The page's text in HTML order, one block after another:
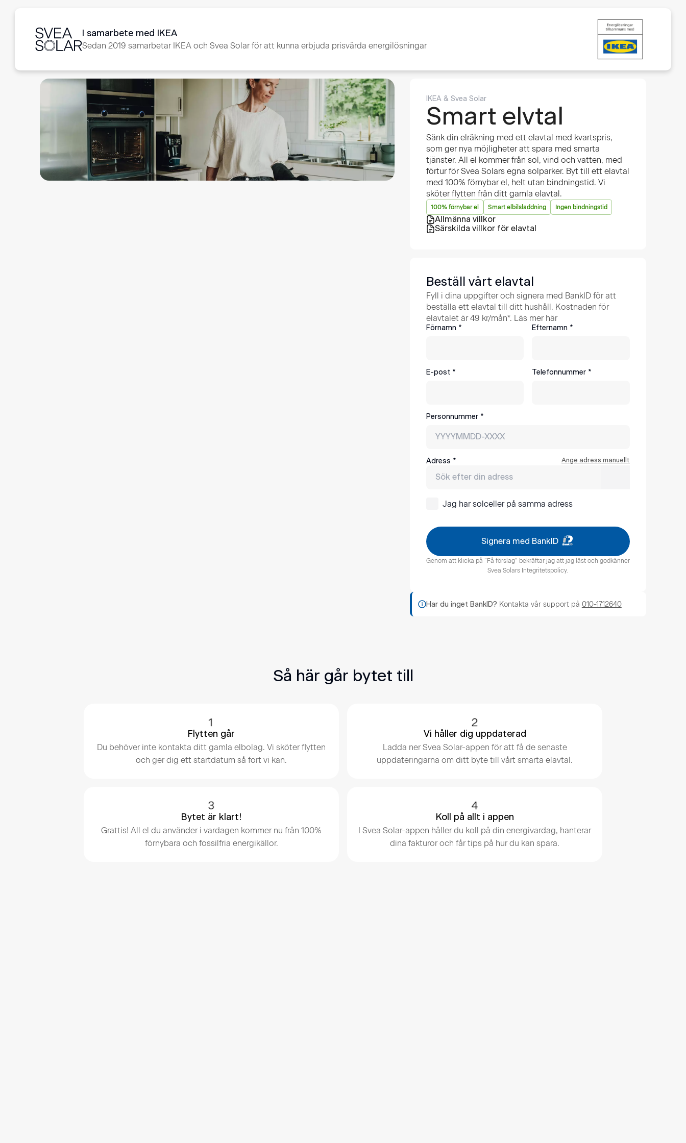
I samarbete med IKEA
Sedan 2019 samarbetar IKEA och Svea Solar för att kunna erbjuda prisvärda energilösningar
IKEA & Svea Solar
Smart elvtal
Sänk din elräkning med ett elavtal med kvartspris,
som ger nya möjligheter att spara med smarta
tjänster. All el kommer från sol, vind och vatten, med
förtur för Svea Solars egna solparker. Byt till ett elavtal
med 100% förnybar el, helt utan bindningstid. Vi
sköter flytten från ditt gamla elavtal.
100% förnybar el Smart elbilsladdning Ingen bindningstid
Allmänna villkor
Särskilda villkor för elavtal
Beställ vårt elavtal
Fyll i dina uppgifter och signera med BankID för att
beställa ett elavtal till ditt hushåll. Kostnaden för
elavtalet är 49 kr/mån*. Läs mer här
Förnamn * Efternamn *
E-post * Telefonnummer *
Personnummer *
Adress * Ange adress manuellt
Jag har solceller på samma adress
Signera med BankID
Genom att klicka på “Få förslag” bekräftar jag att jag läst och godkänner
Svea Solars Integritetspolicy​.
Har du inget BankID? Kontakta vår support på 010-1712640
Så här går bytet till
Flytten går
Du behöver inte kontakta ditt gamla elbolag. Vi sköter flytten
och ger dig ett startdatum så fort vi kan.
Vi håller dig uppdaterad
Ladda ner Svea Solar-appen för att få de senaste
uppdateringarna om ditt byte till vårt smarta elavtal.
Bytet är klart!
Grattis! All el du använder i vardagen kommer nu från 100%
förnybara och fossilfria energikällor.
Koll på allt i appen
I Svea Solar-appen håller du koll på din energivardag, hanterar
dina fakturor och får tips på hur du kan spara.